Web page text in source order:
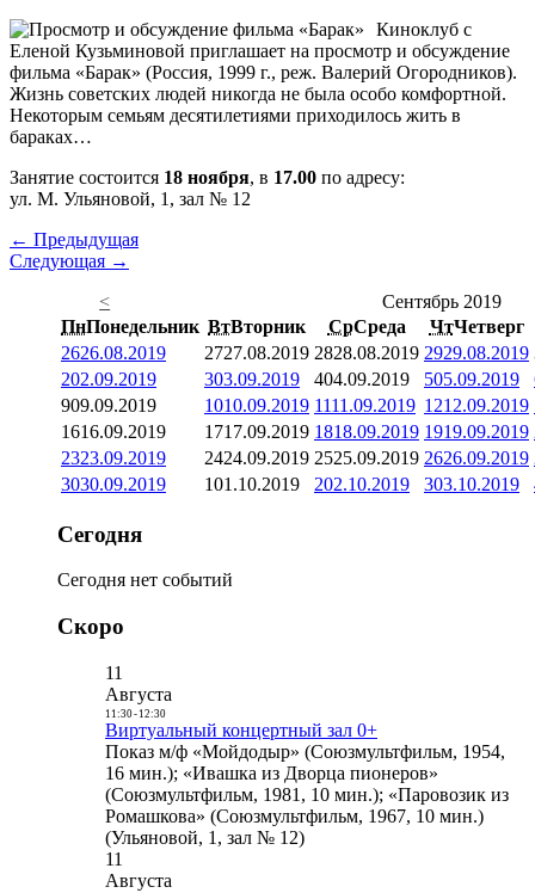
Киноклуб с
Еленой Кузьминовой приглашает на просмотр и обсуждение
фильма «Барак» (Россия, 1999 г., реж. Валерий Огородников).
Жизнь советских людей никогда не была особо комфортной.
Некоторым семьям десятилетиями приходилось жить в
бараках…
Занятие состоится 18 ноября, в 17.00 по адресу:
ул. М. Ульяновой, 1, зал № 12
← Предыдущая
Следующая →
<
Сентябрь 2019
ПнПонедельник ВтВторник СрСреда ЧтЧетверг
2626.08.2019 2727.08.2019 2828.08.2019 2929.08.2019
202.09.2019 303.09.2019 404.09.2019 505.09.2019
909.09.2019 1010.09.2019 1111.09.2019 1212.09.2019
1616.09.2019 1717.09.2019 1818.09.2019 1919.09.2019
2323.09.2019 2424.09.2019 2525.09.2019 2626.09.2019
3030.09.2019 101.10.2019 202.10.2019 303.10.2019
Сегодня
Сегодня нет событий
Скоро
11
Августа
11:30- 12:30
Виртуальный концертный зал 0+
Показ м/ф «Мойдодыр» (Союзмультфильм, 1954,
16 мин.); «Ивашка из Дворца пионеров»
(Союзмультфильм, 1981, 10 мин.); «Паровозик из
Ромашкова» (Союзмультфильм, 1967, 10 мин.)
(Ульяновой, 1, зал № 12)
11
Августа